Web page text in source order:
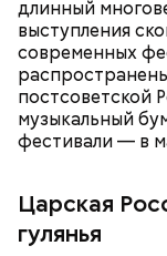
длинный
выступления
современных
постсоветской
музыкальный
фестивали — в
Царская
гулянья
Фото: public domain